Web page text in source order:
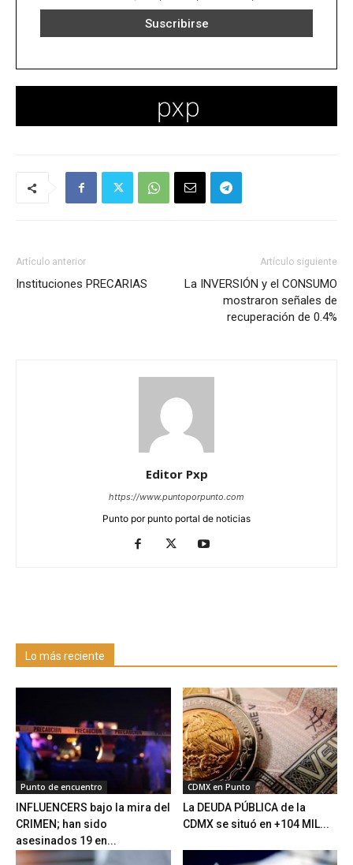
Artículo anterior
Instituciones PRECARIAS
Artículo siguiente
La INVERSIÓN y el CONSUMO
mostraron señales de
recuperación de 0.4%
Editor Pxp
https://www.puntoporpunto.com
Punto por punto portal de noticias
Lo más reciente
Punto de encuentro
INFLUENCERS bajo la mira del
CRIMEN; han sido
asesinados 19 en...
CDMX en Punto
La DEUDA PÚBLICA de la
CDMX se situó en +104 MIL...